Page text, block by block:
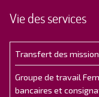
Vie des services
Transfert des
Groupe de travail
bancaires et